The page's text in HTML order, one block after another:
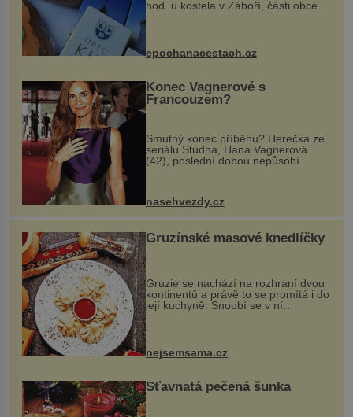
hod. u kostela v Záboří, části obce
Kly u Mělníka. V programu naleznete
komentovanou prohlídku kostela,
epochanacestach.cz
Konec Vagnerové s
Francouzem?
Smutný konec příběhu? Herečka ze
seriálu Studna, Hana Vagnerová
(42), poslední dobou nepůsobí
nasehvezdy.cz
Gruzínské masové knedlíčky
Gruzie se nachází na rozhraní dvou
kontinentů a právě to se promítá i do
její kuchyně. Snoubí se v ní
evropské a asijské chutě a díky tomu
vznikají rozmanité a chuťově bohaté
pokrmy, které rozhodně st...
nejsemsama.cz
Šťavnatá pečená šunka